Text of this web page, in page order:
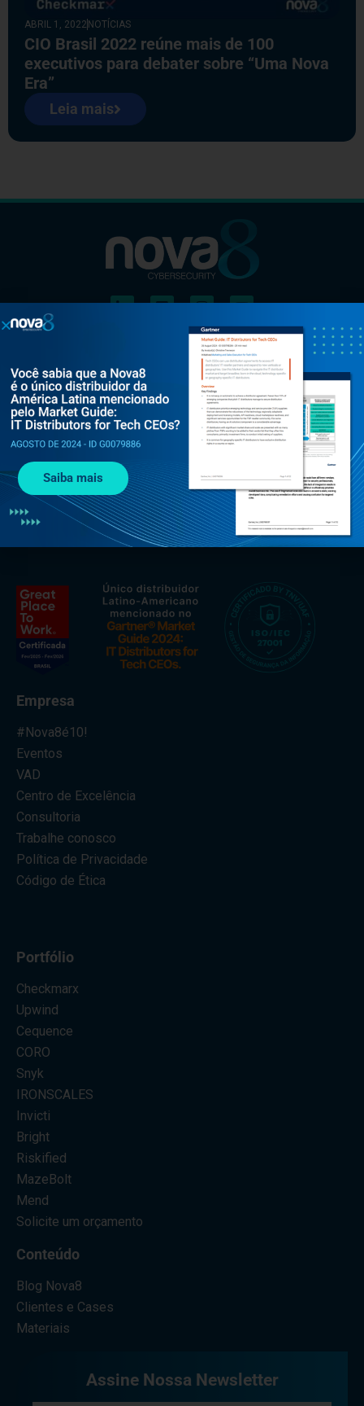
ABRIL 1, 2022 NOTÍCIAS
CIO Brasil 2022 reúne mais de 100
executivos para debater sobre “Uma Nova
Era”
Leia mais
Al. Rio Negro, 585 - Torre Jaçarí - 13º andar Conjunto 134 -
Alphaville, Barueri - SP, 06454-000
+55 (11) 3375 0133
contato@nova8.com.br
Fale com a Nova8 pelo WhatsApp
Empresa
#Nova8é10!
Eventos
VAD
Centro de Excelência
Consultoria
Trabalhe conosco
Política de Privacidade
Código de Ética
Portfólio
Checkmarx
Upwind
Cequence
CORO
Snyk
IRONSCALES
Invicti
Bright
Riskified
MazeBolt
Mend
Solicite um orçamento
Conteúdo
Blog Nova8
Clientes e Cases
Materiais
Assine Nossa Newsletter
Saiba mais